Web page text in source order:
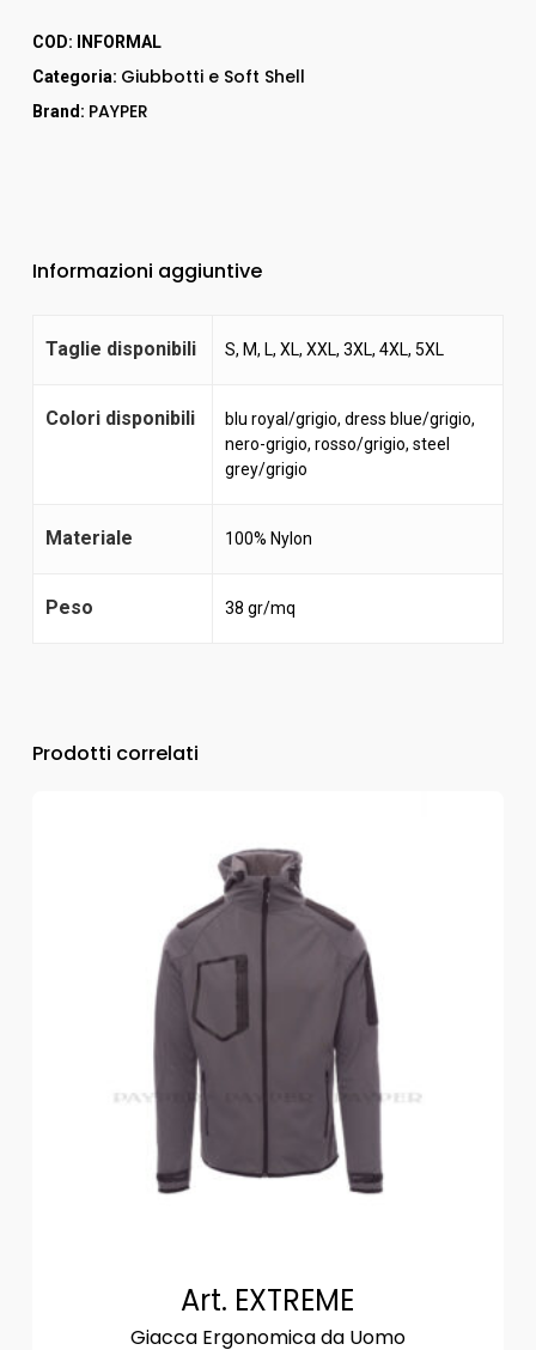
COD: INFORMAL
Categoria: Giubbotti e Soft Shell
Brand: PAYPER
Informazioni aggiuntive
Taglie disponibili S, M, L, XL, XXL, 3XL, 4XL, 5XL
Colori disponibili blu royal/grigio, dress blue/grigio,
nero-grigio, rosso/grigio, steel
grey/grigio
Materiale 100% Nylon
Peso 38 gr/mq
Prodotti correlati
Art. EXTREME
Giacca Ergonomica da Uomo